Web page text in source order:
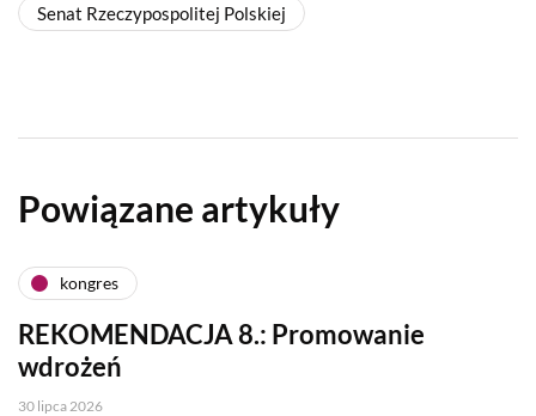
Senat Rzeczypospolitej Polskiej
Powiązane artykuły
kongres
REKOMENDACJA 8.: Promowanie
wdrożeń
30 lipca 2026